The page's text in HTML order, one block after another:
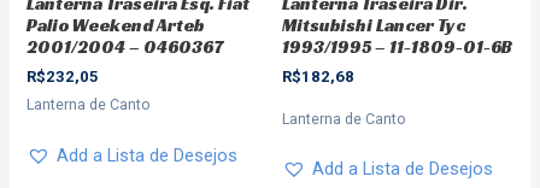
Palio Weekend Arteb
2001/2004 – 0460367
R$232,05
Lanterna de Canto
Add a Lista de Desejos
Mitsubishi Lancer Tyc
1993/1995 – 11-1809-01-6B
R$182,68
Lanterna de Canto
Add a Lista de Desejos